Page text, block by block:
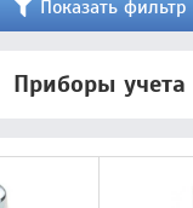
Показать фильтр
Приборы учета